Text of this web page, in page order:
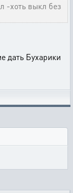
-хоть выкл без
дать Бухарики